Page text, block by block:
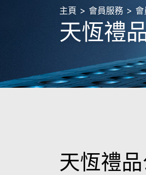
主頁 會員服務 會
天恆禮
天恆禮